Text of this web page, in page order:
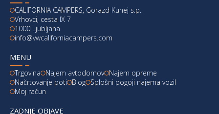
CALIFORNIA CAMPERS, Gorazd Kunej s.p.
Vrhovci, cesta IX 7
1000 Ljubljana
info@vwcaliforniacampers.com
MENU
Trgovina Najem avtodomov Najem opreme
Načrtovanje poti
Blog Splošni pogoji najema vozil
Moj račun
ZADNJE OBJAVE